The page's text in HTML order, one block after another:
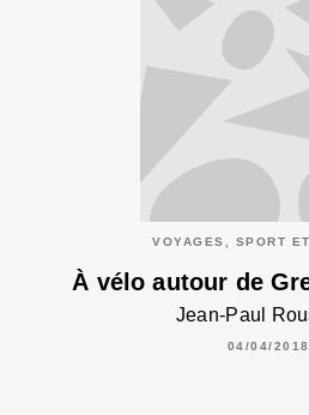
VOYAGES, SPORT
À vélo autour de
Jean-Paul
04/04/2018